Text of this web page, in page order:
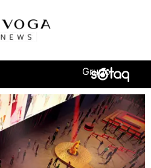
Grupo